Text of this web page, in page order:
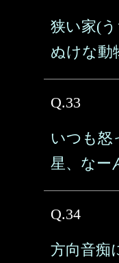
狭い家(
ぬけな動
Q.33
いつも怒
星、なー
Q.34
方向音痴